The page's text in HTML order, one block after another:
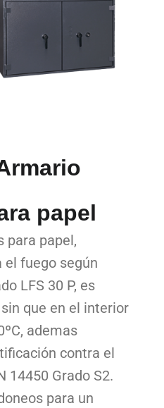
papel
para papel,
fuego según
LFS 30 P, es
que en el interior
ademas
contra el
14450 Grado S2.
para un